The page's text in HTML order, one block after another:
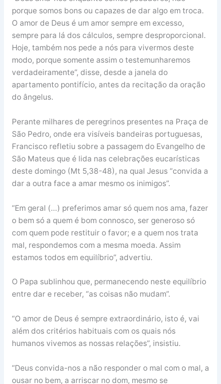
porque somos bons ou capazes de dar algo em troca.
O amor de Deus é um amor sempre em excesso,
sempre para lá dos cálculos, sempre desproporcional.
Hoje, também nos pede a nós para vivermos deste
modo, porque somente assim o testemunharemos
verdadeiramente”, disse, desde a janela do
apartamento pontifício, antes da recitação da oração
do ângelus.
Perante milhares de peregrinos presentes na Praça de
São Pedro, onde era visíveis bandeiras portuguesas,
Francisco refletiu sobre a passagem do Evangelho de
São Mateus que é lida nas celebrações eucarísticas
deste domingo (Mt 5,38-48), na qual Jesus “convida a
dar a outra face a amar mesmo os inimigos”.
“Em geral (…) preferimos amar só quem nos ama, fazer
o bem só a quem é bom connosco, ser generoso só
com quem pode restituir o favor; e a quem nos trata
mal, respondemos com a mesma moeda. Assim
estamos todos em equilíbrio”, advertiu.
O Papa sublinhou que, permanecendo neste equilíbrio
entre dar e receber, “as coisas não mudam”.
“O amor de Deus é sempre extraordinário, isto é, vai
além dos critérios habituais com os quais nós
humanos vivemos as nossas relações”, insistiu.
“Deus convida-nos a não responder o mal com o mal, a
ousar no bem, a arriscar no dom, mesmo se